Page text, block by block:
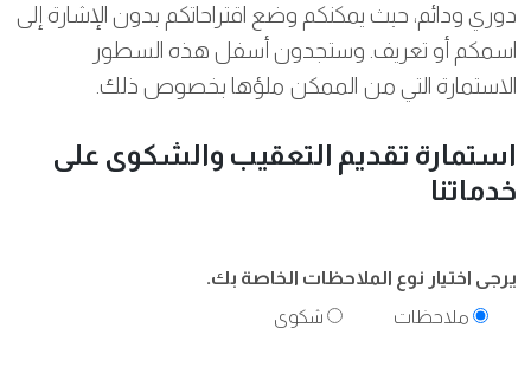
دوري ودائم، حيث يمكنكم وضع اقتراحاتكم بدون الإشارة إلى
اسمكم أو تعريف. وستجدون أسفل هذه السطور
الاستمارة التي من الممكن ملؤها بخصوص ذلك.
استمارة تقديم التعقيب والشكوى على
خدماتنا
يرجى اختيار نوع الملاحظات الخاصة بك.
ملاحظات
شكوى